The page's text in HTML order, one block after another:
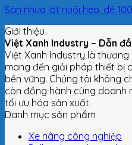
Sàn nhựa lót nuôi heo, dê
Giới thiệu
Việt Xanh Industry – Dẫn
Việt Xanh Industry là
mang đến giải pháp thiết bị
bền vững. Chúng tôi không
còn đồng hành cùng doanh
tối ưu hóa sản xuất.
Danh mục sản phẩm
Xe nâng công nghiệp